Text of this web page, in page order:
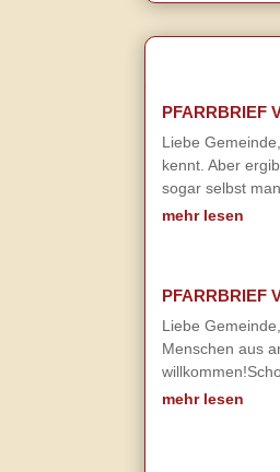
PFARRBRIEF
Liebe
kennt. Aber
sogar selbst
mehr lesen
PFARRBRIEF
Liebe
Menschen aus
mehr lesen